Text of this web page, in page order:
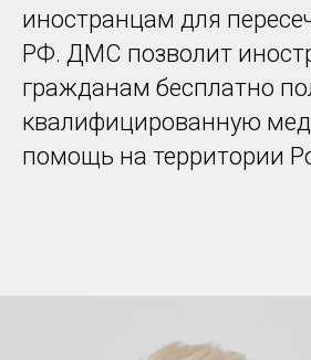
иностранцам для
РФ. ДМС позволит
гражданам бесплатно
квалифицированную
помощь на территории